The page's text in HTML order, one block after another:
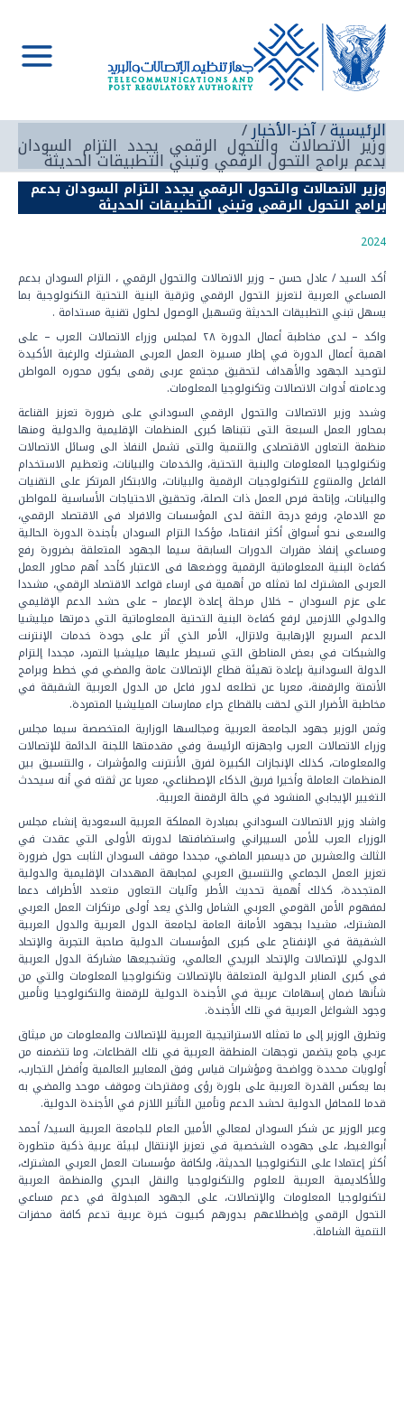
إلى
المحتوى
Main
الرئيسية آخر-الأخبار
وزير الاتصالات والتحول الرقمي يجدد التزام السودان
بدعم برامج التحول الرقمي وتبني التطبيقات الحديثة
وزير الاتصالات والتحول الرقمي يجدد التزام السودان بدعم
برامج التحول الرقمي وتبني التطبيقات الحديثة
2024
أكد السيد / عادل حسن – وزير الاتصالات والتحول الرقمي ، التزام السودان بدعم
المساعي العربية لتعزيز التحول الرقمي وترقية البنية التحتية التكنولوجية بما
يسهل تبني التطبيقات الحديثة وتسهيل الوصول لحلول تقنية مستدامة .
واكد – لدى مخاطبة أعمال الدورة ٢٨ لمجلس وزراء الاتصالات العرب – على
اهمية أعمال الدورة في إطار مسيرة العمل العربى المشترك والرغبة الأكيدة
لتوحيد الجهود والأهداف لتحقيق مجتمع عربى رقمى يكون محوره المواطن
ودعامته أدوات الاتصالات وتكنولوجيا المعلومات.
وشدد وزير الاتصالات والتحول الرقمي السوداني على ضرورة تعزيز القناعة
بمحاور العمل السبعة التى تتبناها كبرى المنظمات الإقليمية والدولية ومنها
منظمة التعاون الاقتصادى والتنمية والتى تشمل النفاذ الى وسائل الاتصالات
وتكنولوجيا المعلومات والبنية التحتية، والخدمات والبيانات، وتعظيم الاستخدام
الفاعل والمتنوع للتكنولوجيات الرقمية والبيانات، والابتكار المرتكز على التقنيات
والبيانات، وإتاحة فرص العمل ذات الصلة، وتحقيق الاحتياجات الأساسية للمواطن
مع الادماج، ورفع درجة الثقة لدى المؤسسات والافراد فى الاقتصاد الرقمي،
والسعى نحو أسواق أكثر انفتاحا، مؤكدا التزام السودان بأجندة الدورة الحالية
ومساعي إنفاذ مقررات الدورات السابقة سيما الجهود المتعلقة بضرورة رفع
كفاءة البنية المعلوماتية الرقمية ووضعها فى الاعتبار كأحد أهم محاور العمل
العربى المشترك لما تمثله من أهمية فى ارساء قواعد الاقتصاد الرقمي، مشددا
على عزم السودان – خلال مرحلة إعادة الإعمار – على حشد الدعم الإقليمي
والدولي اللازمين لرفع كفاءة البنية التحتية المعلوماتية التي دمرتها ميليشيا
الدعم السريع الإرهابية ولاتزال، الأمر الذي أثر على جودة خدمات الإنترنت
والشبكات في بعض المناطق التي تسيطر عليها ميليشيا التمرد، مجددا إلتزام
الدولة السودانية بإعادة تهيئة قطاع الإتصالات عامة والمضي في خطط وبرامج
الأتمتة والرقمنة، معربا عن تطلعه لدور فاعل من الدول العربية الشقيقة في
مخاطبة الأضرار التي لحقت بالقطاع جراء ممارسات الميليشيا المتمردة.
وثمن الوزير جهود الجامعة العربية ومجالسها الوزارية المتخصصة سيما مجلس
وزراء الاتصالات العرب واجهزته الرئيسة وفي مقدمتها اللجنة الدائمة للإتصالات
والمعلومات، كذلك الإنجازات الكبيرة لفرق الأنترنت والمؤشرات ، والتنسيق بين
المنظمات العاملة وأخيرا فريق الذكاء الإصطناعي، معربا عن ثقته في أنه سيحدث
التغيير الإيجابي المنشود في حالة الرقمنة العربية.
واشاد وزير الاتصالات السوداني بمبادرة المملكة العربية السعودية إنشاء مجلس
الوزراء العرب للأمن السيبراني واستضافتها لدورته الأولى التي عقدت في
الثالث والعشرين من ديسمبر الماضي، مجددا موقف السودان الثابت حول ضرورة
تعزيز العمل الجماعي والتنسيق العربي لمجابهة المهددات الإقليمية والدولية
المتجددة، كذلك أهمية تحديث الأطر وآليات التعاون متعدد الأطراف دعما
لمفهوم الأمن القومي العربي الشامل والذي يعد أولى مرتكزات العمل العربي
المشترك، مشيدا بجهود الأمانة العامة لجامعة الدول العربية والدول العربية
الشقيقة في الإنفتاح على كبرى المؤسسات الدولية صاحبة التجربة والإتحاد
الدولي للإتصالات والإتحاد البريدي العالمي، وتشجيعها مشاركة الدول العربية
في كبرى المنابر الدولية المتعلقة بالإتصالات وتكنولوجيا المعلومات والتي من
شأنها ضمان إسهامات عربية في الأجندة الدولية للرقمنة والتكنولوجيا وتأمين
وجود الشواغل العربية في تلك الأجندة.
وتطرق الوزير إلى ما تمثله الاستراتيجية العربية للإتصالات والمعلومات من ميثاق
عربي جامع يتضمن توجهات المنطقة العربية في تلك القطاعات، وما تتضمنه من
أولويات محددة وواضحة ومؤشرات قياس وفق المعايير العالمية وأفضل التجارب،
بما يعكس القدرة العربية على بلورة رؤى ومقترحات وموقف موحد والمضي به
قدما للمحافل الدولية لحشد الدعم وتأمين التأثير اللازم في الأجندة الدولية.
وعبر الوزير عن شكر السودان لمعالي الأمين العام للجامعة العربية السيد/ أحمد
أبوالغيط، على جهوده الشخصية في تعزيز الإنتقال لبيئة عربية ذكية متطورة
أكثر إعتمادا على التكنولوجيا الحديثة، ولكافة مؤسسات العمل العربي المشترك،
وللأكاديمية العربية للعلوم والتكنولوجيا والنقل البحري والمنظمة العربية
لتكنولوجيا المعلومات والإتصالات، على الجهود المبذولة في دعم مساعي
التحول الرقمي وإضطلاعهم بدورهم كبيوت خبرة عربية تدعم كافة محفزات
التنمية الشاملة.